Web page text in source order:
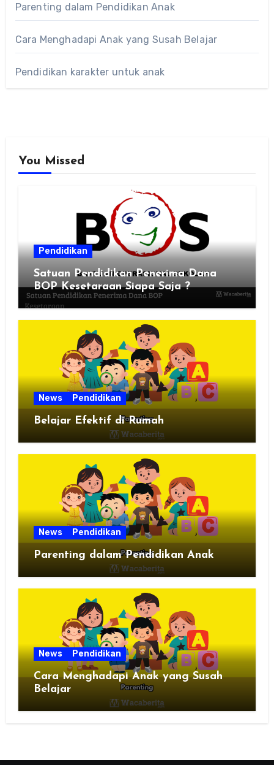
Parenting dalam Pendidikan Anak
Cara Menghadapi Anak yang Susah Belajar
Pendidikan karakter untuk anak
You Missed
Pendidikan
Satuan Pendidikan Penerima Dana
BOP Kesetaraan Siapa Saja ?
News Pendidikan
Belajar Efektif di Rumah
News Pendidikan
Parenting dalam Pendidikan Anak
News Pendidikan
Cara Menghadapi Anak yang Susah
Belajar